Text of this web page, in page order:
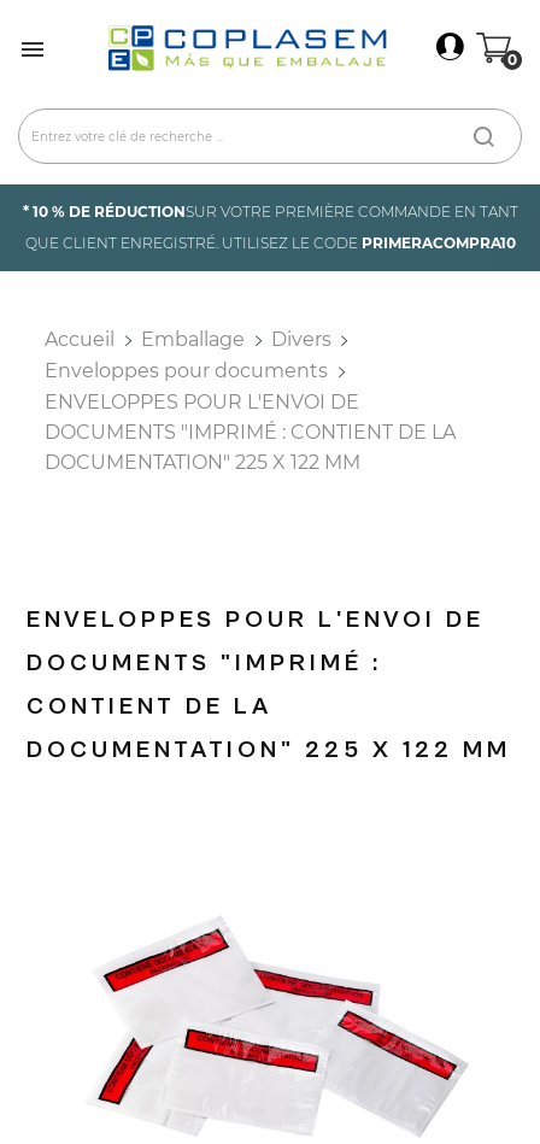
 0
* 10 % DE RÉDUCTIONSUR VOTRE PREMIÈRE COMMANDE EN TANT
QUE CLIENT ENREGISTRÉ. UTILISEZ LE CODE PRIMERACOMPRA10
Accueil Emballage
Divers
Enveloppes pour documents
ENVELOPPES POUR L'ENVOI DE
DOCUMENTS "IMPRIMÉ : CONTIENT DE LA
DOCUMENTATION" 225 X 122 MM
ENVELOPPES POUR L'ENVOI DE
DOCUMENTS "IMPRIMÉ :
CONTIENT DE LA
DOCUMENTATION" 225 X 122 MM
Connexion ×
Annuler Connexion